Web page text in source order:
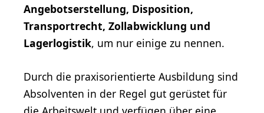
Angebotserstellung, Disposition,
Transportrecht, Zollabwicklung und
Lagerlogistik, um nur einige zu nennen.
Durch die praxisorientierte Ausbildung sind
Absolventen in der Regel gut gerüstet für